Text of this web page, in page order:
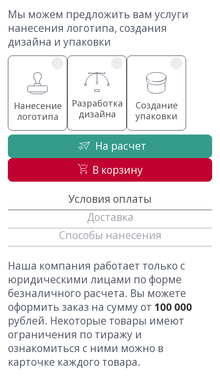
Мы можем предложить вам услуги
нанесения логотипа, создания
дизайна и упаковки
Нанесение
логотипа
Разработка
дизайна
Создание
упаковки
На расчет
В корзину
Условия оплаты
Доставка
Способы нанесения
Наша компания работает только с
юридическими лицами по форме
безналичного расчета. Вы можете
оформить заказ на сумму от 100 000
рублей. Некоторые товары имеют
ограничения по тиражу и
ознакомиться с ними можно в
карточке каждого товара.